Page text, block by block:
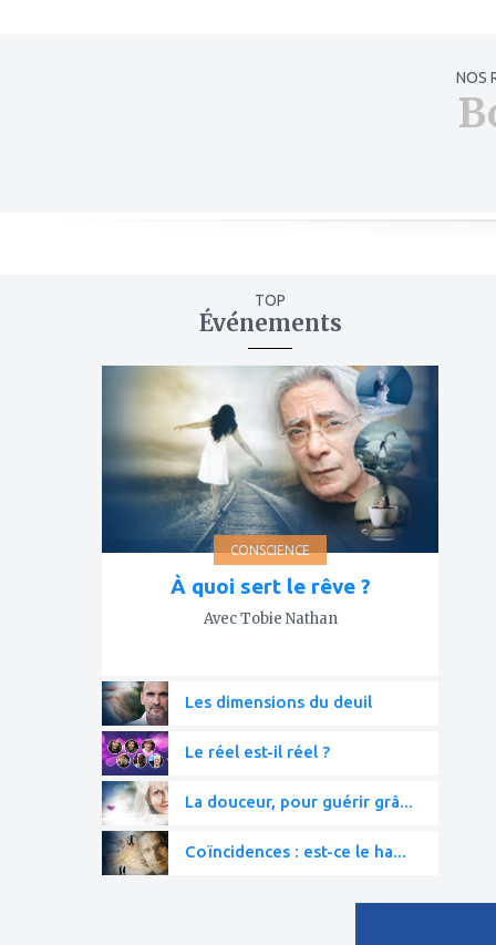
NOS
TOP
Événements
CONSCIENCE
À quoi sert le rêve ?
Avec Tobie Nathan
Les dimensions du deuil
Le réel est-il réel ?
La douceur, pour guérir grâ...
Coïncidences : est-ce le ha...